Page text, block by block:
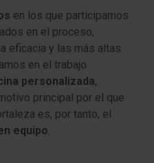
en los que participamos
en el proceso,
eficacia y las más altas
en el trabajo
personalizada,
principal por el que
es, por tanto, el
equipo.